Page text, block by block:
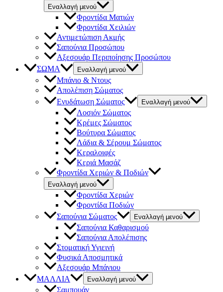
Εναλλαγή μενού
Φροντίδα Ματιών
Φροντίδα Χειλιών
Αντιμετώπιση Ακμής
Σαπούνια Προσώπου
Αξεσουάρ Περιποίησης Προσώπου
ΣΩΜΑ
Εναλλαγή μενού
Μπάνιο & Ντους
Απολέπιση Σώματος
Ενυδάτωση Σώματος
Εναλλαγή μενού
Λοσιόν Σώματος
Κρέμες Σώματος
Βούτυρα Σώματος
Λάδια & Σέρουμ Σώματος
Κεραλοιφές
Κεριά Μασάζ
Φροντίδα Χεριών & Ποδιών
Εναλλαγή μενού
Φροντίδα Χεριών
Φροντίδα Ποδιών
Σαπούνια Σώματος
Εναλλαγή μενού
Σαπούνια Καθαρισμού
Σαπούνια Απολέπισης
Στοματική Υγιεινή
Φυσικά Αποσμητικά
Αξεσουάρ Μπάνιου
ΜΑΛΛΙΑ
Εναλλαγή μενού
Σαμπουάν